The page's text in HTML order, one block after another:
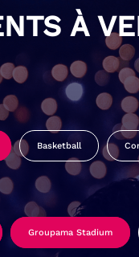
À
Basketball
Groupama Stadium